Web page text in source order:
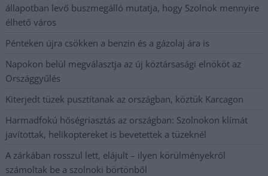
állapotban levő buszmegálló mutatja, hogy Szolnok mennyire
élhető város
Pénteken újra csökken a benzin és a gázolaj ára is
Napokon belül megválasztja az új köztársasági elnököt az
Országgyűlés
Kiterjedt tüzek pusztítanak az országban, köztük Karcagon
Harmadfokú hőségriasztás az országban: Szolnokon klímát
javítottak, helikoptereket is bevetettek a tüzeknél
A zárkában rosszul lett, elájult – ilyen körülményekről
számoltak be a szolnoki börtönből